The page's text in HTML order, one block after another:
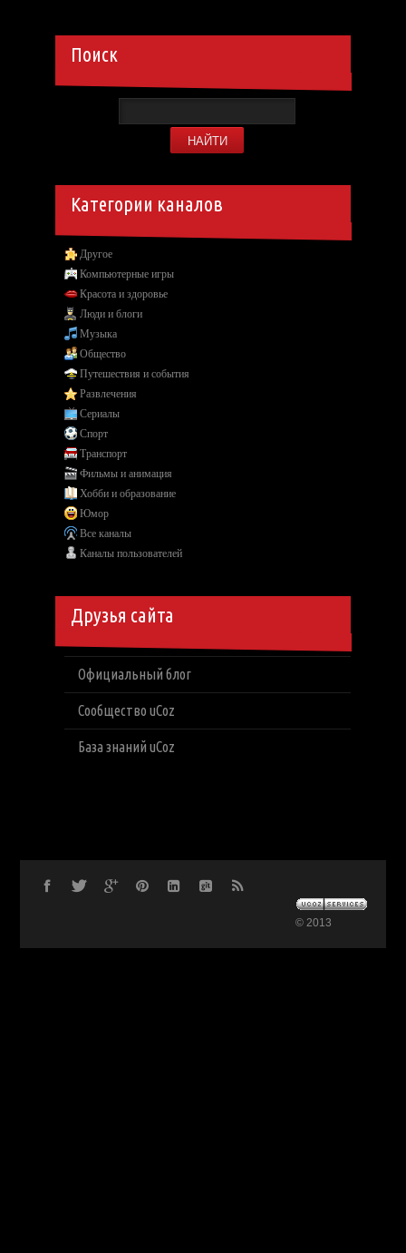
Поиск
Категории каналов
Другое
Компьютерные игры
Красота и здоровье
Люди и блоги
Музыка
Общество
Путешествия и события
Развлечения
Сериалы
Спорт
Транспорт
Фильмы и анимация
Хобби и образование
Юмор
Все каналы
Каналы пользователей
Друзья сайта
Официальный блог
Сообщество uCoz
База знаний uCoz
© 2013